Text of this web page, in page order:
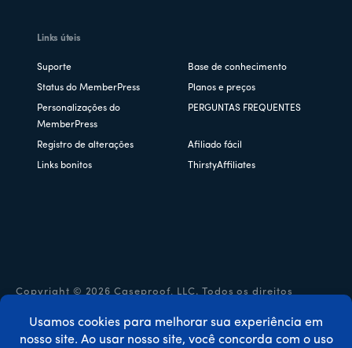
Links úteis
Suporte Base de conhecimento
Status do MemberPress Planos e preços
Personalizações do
MemberPress
PERGUNTAS FREQUENTES
Registro de alterações Afiliado fácil
Links bonitos ThirstyAffiliates
Copyright © 2026 Caseproof, LLC. Todos os direitos
Política de privacidade Reembolsos
Termos e condições